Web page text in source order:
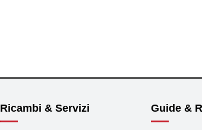
Ricambi & Servizi Guide &